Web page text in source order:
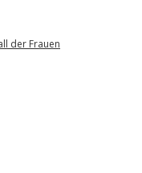
der Frauen